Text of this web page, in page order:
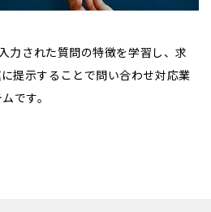
力された質問の特徴を学習し、求
提示することで問い合わせ対応業
です。